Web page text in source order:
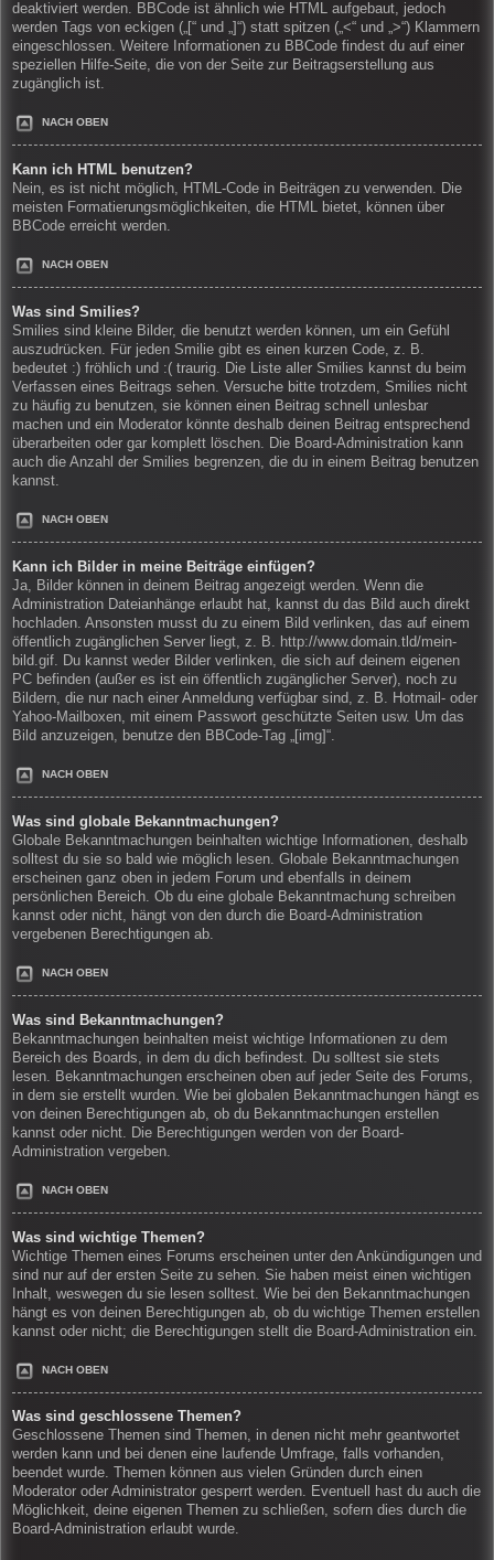
deaktiviert werden. BBCode ist ähnlich wie HTML aufgebaut, jedoch
werden Tags von eckigen („[“ und „]“) statt spitzen („<“ und „>“) Klammern
eingeschlossen. Weitere Informationen zu BBCode findest du auf einer
speziellen Hilfe-Seite, die von der Seite zur Beitragserstellung aus
zugänglich ist.
NACH OBEN
Kann ich HTML benutzen?
Nein, es ist nicht möglich, HTML-Code in Beiträgen zu verwenden. Die
meisten Formatierungsmöglichkeiten, die HTML bietet, können über
BBCode erreicht werden.
NACH OBEN
Was sind Smilies?
Smilies sind kleine Bilder, die benutzt werden können, um ein Gefühl
auszudrücken. Für jeden Smilie gibt es einen kurzen Code, z. B.
bedeutet :) fröhlich und :( traurig. Die Liste aller Smilies kannst du beim
Verfassen eines Beitrags sehen. Versuche bitte trotzdem, Smilies nicht
zu häufig zu benutzen, sie können einen Beitrag schnell unlesbar
machen und ein Moderator könnte deshalb deinen Beitrag entsprechend
überarbeiten oder gar komplett löschen. Die Board-Administration kann
auch die Anzahl der Smilies begrenzen, die du in einem Beitrag benutzen
kannst.
NACH OBEN
Kann ich Bilder in meine Beiträge einfügen?
Ja, Bilder können in deinem Beitrag angezeigt werden. Wenn die
Administration Dateianhänge erlaubt hat, kannst du das Bild auch direkt
hochladen. Ansonsten musst du zu einem Bild verlinken, das auf einem
öffentlich zugänglichen Server liegt, z. B. http://www.domain.tld/mein-
bild.gif. Du kannst weder Bilder verlinken, die sich auf deinem eigenen
PC befinden (außer es ist ein öffentlich zugänglicher Server), noch zu
Bildern, die nur nach einer Anmeldung verfügbar sind, z. B. Hotmail- oder
Yahoo-Mailboxen, mit einem Passwort geschützte Seiten usw. Um das
Bild anzuzeigen, benutze den BBCode-Tag „[img]“.
NACH OBEN
Was sind globale Bekanntmachungen?
Globale Bekanntmachungen beinhalten wichtige Informationen, deshalb
solltest du sie so bald wie möglich lesen. Globale Bekanntmachungen
erscheinen ganz oben in jedem Forum und ebenfalls in deinem
persönlichen Bereich. Ob du eine globale Bekanntmachung schreiben
kannst oder nicht, hängt von den durch die Board-Administration
vergebenen Berechtigungen ab.
NACH OBEN
Was sind Bekanntmachungen?
Bekanntmachungen beinhalten meist wichtige Informationen zu dem
Bereich des Boards, in dem du dich befindest. Du solltest sie stets
lesen. Bekanntmachungen erscheinen oben auf jeder Seite des Forums,
in dem sie erstellt wurden. Wie bei globalen Bekanntmachungen hängt es
von deinen Berechtigungen ab, ob du Bekanntmachungen erstellen
kannst oder nicht. Die Berechtigungen werden von der Board-
Administration vergeben.
NACH OBEN
Was sind wichtige Themen?
Wichtige Themen eines Forums erscheinen unter den Ankündigungen und
sind nur auf der ersten Seite zu sehen. Sie haben meist einen wichtigen
Inhalt, weswegen du sie lesen solltest. Wie bei den Bekanntmachungen
hängt es von deinen Berechtigungen ab, ob du wichtige Themen erstellen
kannst oder nicht; die Berechtigungen stellt die Board-Administration ein.
NACH OBEN
Was sind geschlossene Themen?
Geschlossene Themen sind Themen, in denen nicht mehr geantwortet
werden kann und bei denen eine laufende Umfrage, falls vorhanden,
beendet wurde. Themen können aus vielen Gründen durch einen
Moderator oder Administrator gesperrt werden. Eventuell hast du auch die
Möglichkeit, deine eigenen Themen zu schließen, sofern dies durch die
Board-Administration erlaubt wurde.